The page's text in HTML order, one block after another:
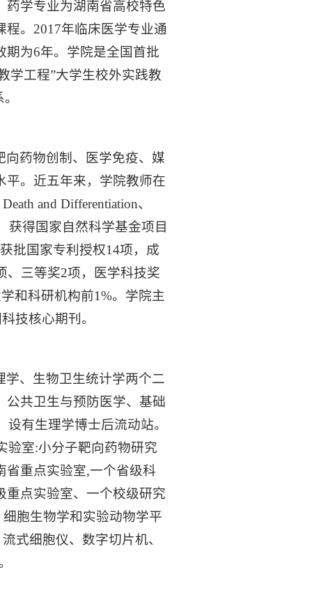
药学专业为湖南省高校特色
。2017年临床医学专业通
期为6年。学院是全国首批
学工程”大学生校外实践教
药物创制、医学免疫、媒
平。近五年来，学院教师在
and Differentiation、
获得国家自然科学基金项目
批国家专利授权14项，成
、三等奖2项，医学科技奖
和科研机构前1%。学院主
技核心期刊。
、生物卫生统计学两个二
公共卫生与预防医学、基础
有生理学博士后流动站。
验室:小分子靶向药物研究
省重点实验室,一个省级科
重点实验室、一个校级研究
胞生物学和实验动物学平
式细胞仪、数字切片机、